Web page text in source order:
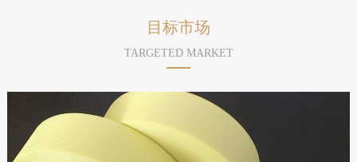
目标市场
TARGETED MARKET